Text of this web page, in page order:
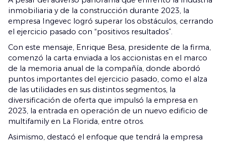
inmobiliaria y de la construcción durante 2023, la
empresa Ingevec logró superar los obstáculos, cerrando
el ejercicio pasado con “positivos resultados”.
Con este mensaje, Enrique Besa, presidente de la firma,
comenzó la carta enviada a los accionistas en el marco
de la memoria anual de la compañía, donde abordó
puntos importantes del ejercicio pasado, como el alza
de las utilidades en sus distintos segmentos, la
diversificación de oferta que impulsó la empresa en
2023, la entrada en operación de un nuevo edificio de
multifamily en La Florida, entre otros.
Asimismo, destacó el enfoque que tendrá la empresa